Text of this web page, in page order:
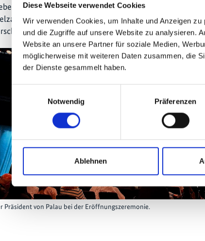
Diese Webseite verwendet Cookies
Wir verwenden Cookies, um Inhalte und Anzeigen
und die Zugriffe auf unsere Website zu analysieren.
Website an unsere Partner für soziale Medien,
möglicherweise mit weiteren Daten zusammen, die
der Dienste gesammelt haben.
Notwendig
Präferenzen
Ablehnen
Präsident von Palau bei der Eröffnungszeremonie.
den formellen Mitgliederabstimmungen bot der
von Diskussionsrunden, Workshops und
Initiativen.